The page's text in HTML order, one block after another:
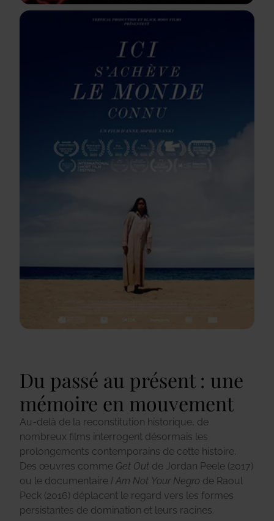
Du passé au présent : une
mémoire en mouvement
Au-delà de la reconstitution historique, de
nombreux films interrogent désormais les
prolongements contemporains de cette histoire.
Des œuvres comme Get Out de Jordan Peele (2017)
ou le documentaire I Am Not Your Negro de Raoul
Peck (2016) déplacent le regard vers les formes
persistantes de domination et leurs racines.